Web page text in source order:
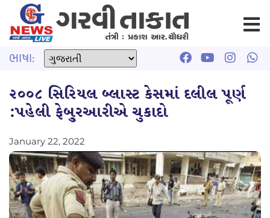
ભાષા:
૨૦૦૮ સિરિયલ બ્લાસ્ટ કેસમાં દલીલ પૂર્ણ
:પહેલી ફેબુ્રઆરીએ ચુકાદો
January 22, 2022